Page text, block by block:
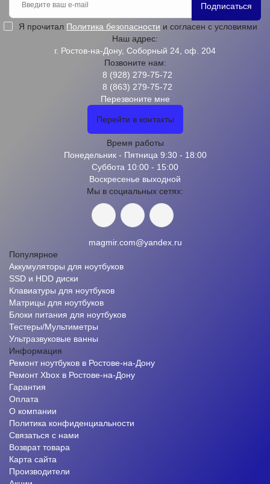
Подписаться
Я прочитал Политика безопасности и согласен с условиями
Наш адрес:
г. Ростов-на-Дону, Соборный 24, оф. 204
Позвоните нам:
8 (928) 279-75-72
8 (863) 279-75-72
Перезвоните мне
Перейти в контакты
Время работы
Понедельник - Пятница 9:30 - 18:00
Суббота 10:00 - 15:00
Воскресенье выходной
Мы в социальных сетях:
magmir.com@yandex.ru
Популярное
Аккумуляторы для ноутбуков
SSD и HDD диски
Клавиатуры для ноутбуков
Матрицы для ноутбуков
Блоки питания для ноутбуков
Тестеры/Мультиметры
Ультразвуковые ванны
Информация
Ремонт ноутбуков в Ростове-на-Дону
Ремонт Xbox в Ростове-на-Дону
Гарантия
Оплата
О компании
Политика конфиденциальности
Связаться с нами
Возврат товара
Карта сайта
Производители